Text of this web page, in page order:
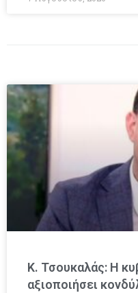
Κ. Τσουκαλάς: Η
αξιοποιήσει